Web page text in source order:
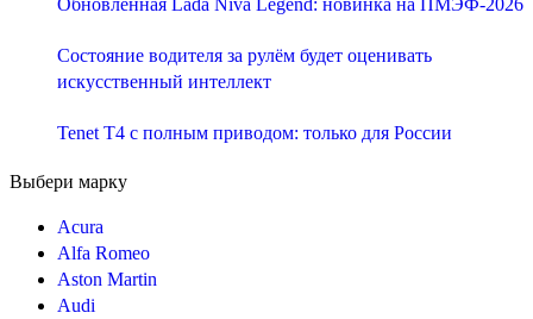
Состояние водителя за рулём будет оценивать
искусственный интеллект
Tenet T4 с полным приводом: только для России
Выбери марку
Acura
Alfa Romeo
Aston Martin
Audi